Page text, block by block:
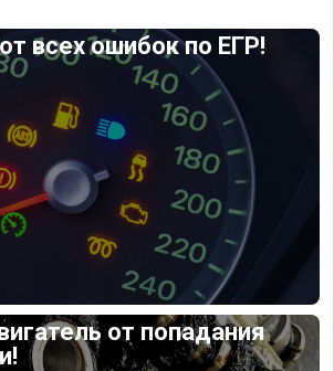
всех ошибок по ЕГР!
от попадания